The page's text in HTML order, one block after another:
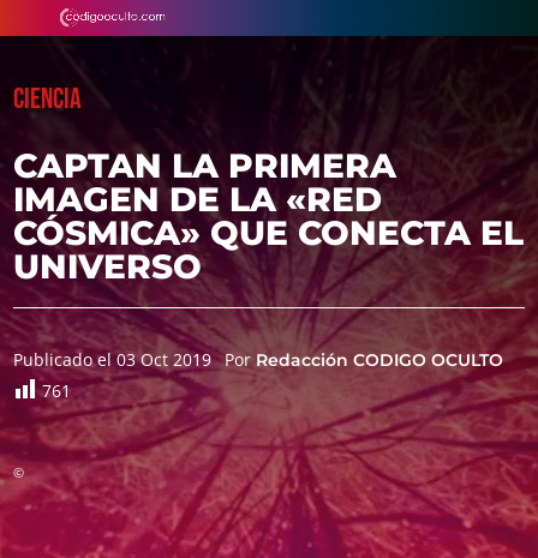
CIENCIA
CAPTAN LA PRIMERA
IMAGEN DE LA «RED
CÓSMICA» QUE CONECTA EL
UNIVERSO
Publicado el 03 Oct 2019 Por Redacción CODIGO OCULTO
761
©